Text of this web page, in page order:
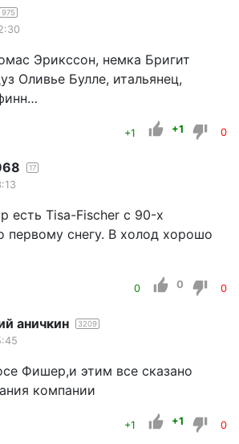
975
Эрикссон, немка Бригит
Оливье Булле, итальянец,
+1 +1 0
17
есть Тisa-Fischer c 90-х
первому снегу. В холод хорошо
0 0 0
аничкин 3209
Фишер,и этим все сказано
компании
+1 +1 0